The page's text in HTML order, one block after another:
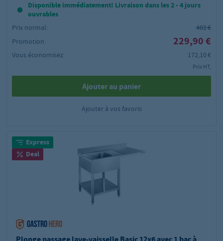
Disponible immédiatement! Livraison dans les 2 - 4 jours
ouvrables
Prix normal:
402 €
Promotion:
229,90 €
Vous économisez: 172,10 €
Prix HT,
Ajouter au panier
Ajouter à vos favoris
Express
Deal